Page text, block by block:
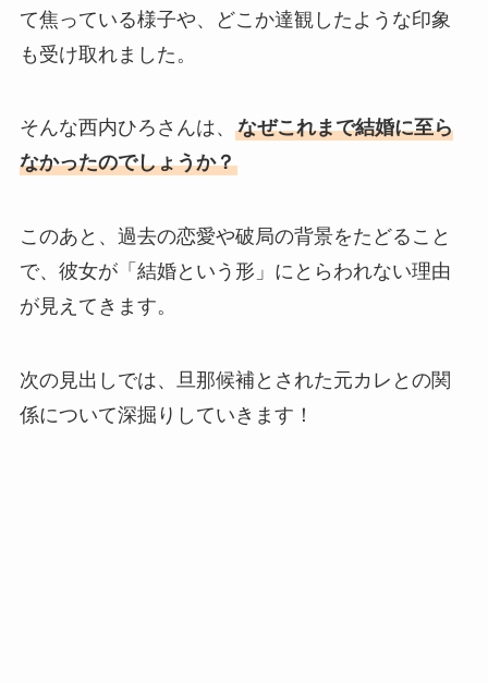
て焦っている様子や、どこか達観したような印象
も受け取れました。
そんな西内ひろさんは、 なぜこれまで結婚に至ら
なかったのでしょうか？
このあと、過去の恋愛や破局の背景をたどること
で、彼女が「結婚という形」にとらわれない理由
が見えてきます。
次の見出しでは、旦那候補とされた元カレとの関
係について深掘りしていきます！